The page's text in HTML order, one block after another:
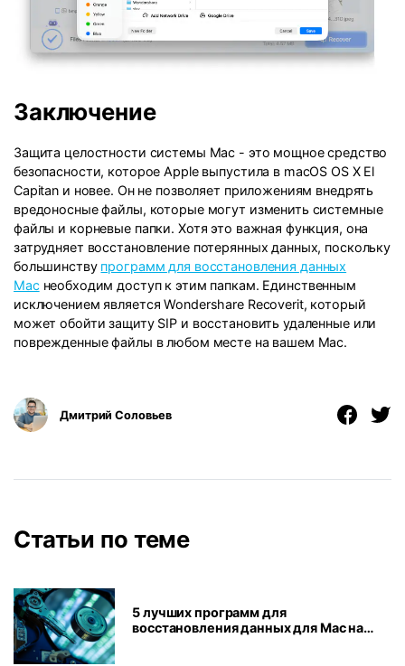
Заключение
Защита целостности системы Mac - это мощное средство
безопасности, которое Apple выпустила в macOS OS X El
Capitan и новее. Он не позволяет приложениям внедрять
вредоносные файлы, которые могут изменить системные
файлы и корневые папки. Хотя это важная функция, она
затрудняет восстановление потерянных данных, поскольку
большинству программ для восстановления данных
Mac необходим доступ к этим папкам. Единственным
исключением является Wondershare Recoverit, который
может обойти защиту SIP и восстановить удаленные или
поврежденные файлы в любом месте на вашем Mac.
Дмитрий Соловьев
Статьи по теме
5 лучших программ для
восстановления данных для Mac на